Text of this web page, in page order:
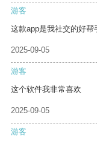
游客
这款app是我社交的好帮
2025-09-05
游客
这个软件我非常喜欢
2025-09-05
游客